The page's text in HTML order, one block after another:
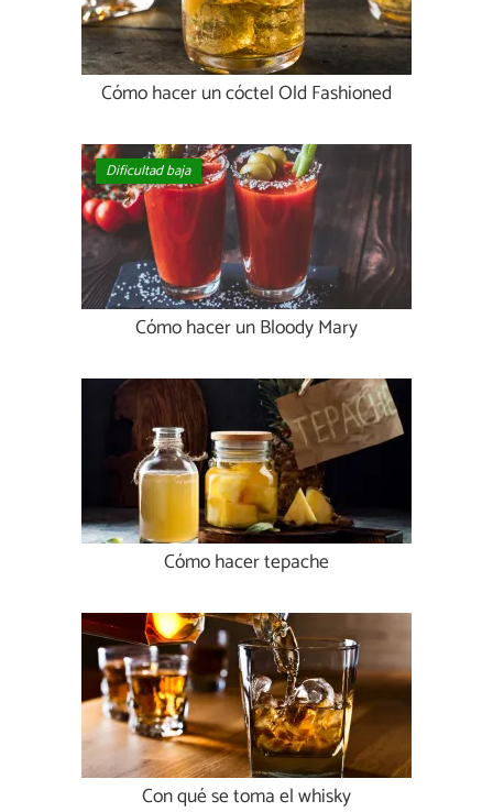
Cómo hacer un cóctel Old Fashioned
Dificultad baja
Cómo hacer un Bloody Mary
Cómo hacer tepache
Con qué se toma el whisky